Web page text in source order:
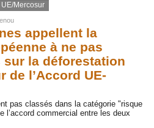
Mercosur
appellent la
à ne pas
la déforestation
de l’Accord UE-
pas classés dans la catégorie "risque
l’accord commercial entre les deux